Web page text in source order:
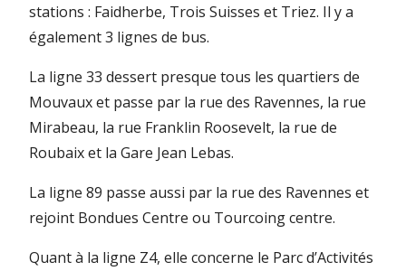
stations : Faidherbe, Trois Suisses et Triez. Il y a
également 3 lignes de bus.
La ligne 33 dessert presque tous les quartiers de
Mouvaux et passe par la rue des Ravennes, la rue
Mirabeau, la rue Franklin Roosevelt, la rue de
Roubaix et la Gare Jean Lebas.
La ligne 89 passe aussi par la rue des Ravennes et
rejoint Bondues Centre ou Tourcoing centre.
Quant à la ligne Z4, elle concerne le Parc d’Activités